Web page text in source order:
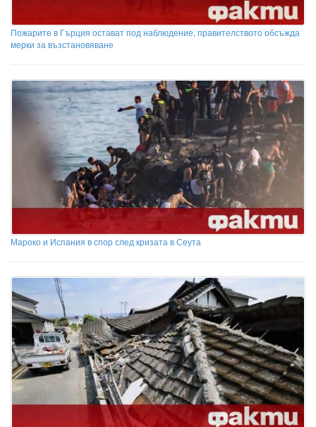
Пожарите в Гърция остават под наблюдение, правителството обсъжда
мерки за възстановяване
Мароко и Испания в спор след кризата в Сеута